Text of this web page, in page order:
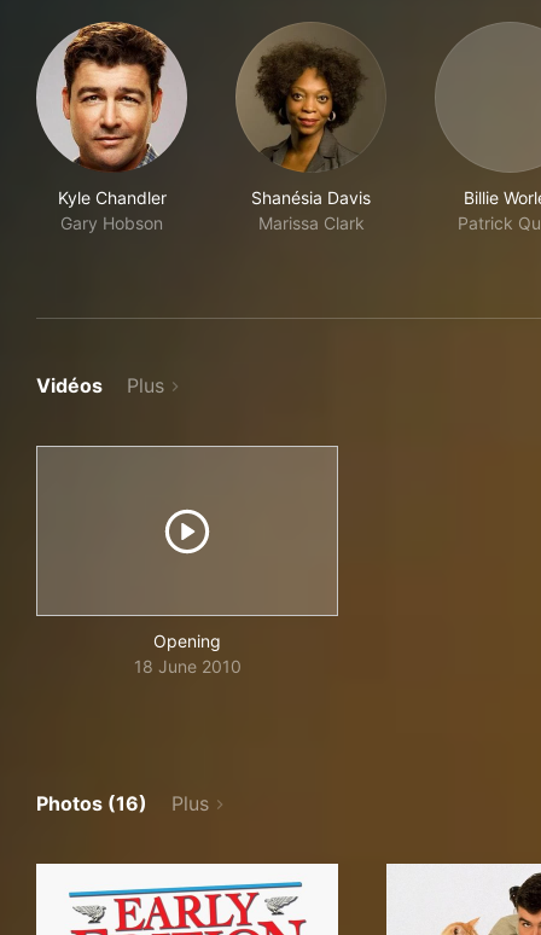
Kyle Chandler
Gary Hobson
Shanésia Davis
Marissa Clark
Billie
Patrick
Vidéos Plus
Opening
18 June 2010
Photos (16) Plus